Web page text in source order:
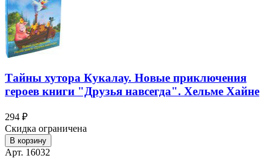
Тайны хутора Кукалау. Новые приключения
героев книги "Друзья навсегда". Хельме Хайне
294 ₽
Скидка ограничена
В корзину
Арт. 16032